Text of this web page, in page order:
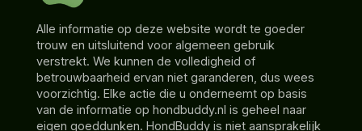
Alle informatie op deze website wordt te goeder
trouw en uitsluitend voor algemeen gebruik
verstrekt. We kunnen de volledigheid of
betrouwbaarheid ervan niet garanderen, dus wees
voorzichtig. Elke actie die u onderneemt op basis
van de informatie op hondbuddy.nl is geheel naar
eigen goeddunken. HondBuddy is niet aansprakelijk